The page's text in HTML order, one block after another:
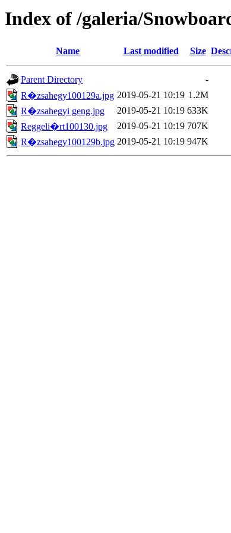
Index of /galeria/
Name Last modified Size
Parent Directory
-
R�zsahegy100129a.jpg 2019-05-21 10:19 1.2M
R�zsahegyi geng.jpg
2019-05-21 10:19 633K
Reggeli�rt100130.jpg
2019-05-21 10:19 707K
R�zsahegy100129b.jpg 2019-05-21 10:19 947K